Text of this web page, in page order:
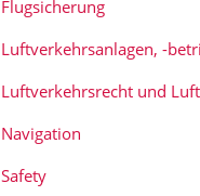
Flugsicherung
Luftverkehrsanlagen, -
Luftverkehrsrecht und
Navigation
Safety